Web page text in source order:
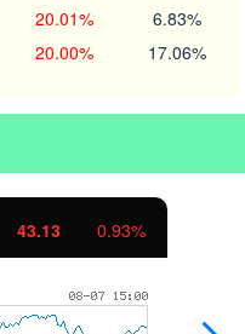
20.01% 6.83%
20.00% 17.06%
43.13 0.93%